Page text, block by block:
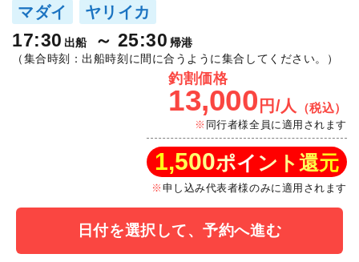
マダイ ヤリイカ
17:30 出船 25:30 帰港
（集合時刻：出船時刻に間に合うように集合してください。）
釣割価格
13,000 円/人 （税込）
同行者様全員に適用されます
1,500ポイント還元
申し込み代表者様のみに適用されます
日付を選択して、予約へ進む